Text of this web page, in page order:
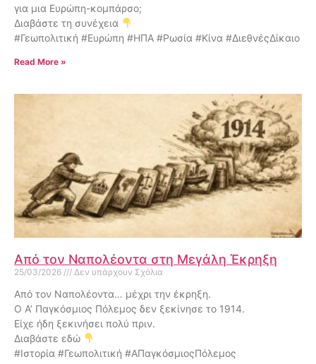
για μια Ευρώπη-κομπάρσο;
Διαβάστε τη συνέχεια
#Γεωπολιτική #Ευρώπη #ΗΠΑ #Ρωσία #Κίνα #ΔιεθνέςΔίκαιο
Read More »
Από τον Ναπολέοντα στη Μεγάλη Έκρηξη
25/03/2026 Δεν υπάρχουν Σχόλια
Από τον Ναπολέοντα… μέχρι την έκρηξη.
Ο Α’ Παγκόσμιος Πόλεμος δεν ξεκίνησε το 1914.
Είχε ήδη ξεκινήσει πολύ πριν.
Διαβάστε εδώ
#Ιστορία #Γεωπολιτική #ΑΠαγκόσμιοςΠόλεμος